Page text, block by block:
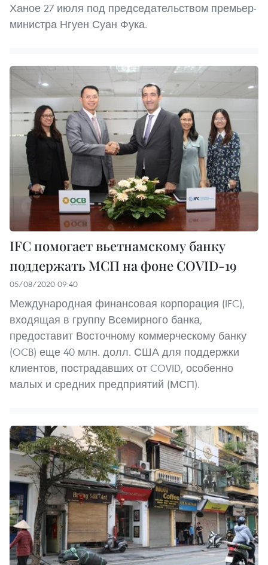
Ханое 27 июля под председательством премьер-
министра Нгуен Суан Фука.
IFC помогает вьетнамскому банку
поддержать МСП на фоне COVID-19
05/08/2020 09:40
Международная финансовая корпорация (IFC),
входящая в группу Всемирного банка,
предоставит Восточному коммерческому банку
(OCB) еще 40 млн. долл. США для поддержки
клиентов, пострадавших от COVID, особенно
малых и средних предприятий (МСП).